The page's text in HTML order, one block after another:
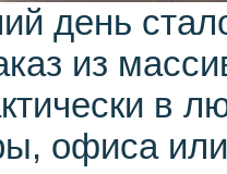
день
из
в
офиса